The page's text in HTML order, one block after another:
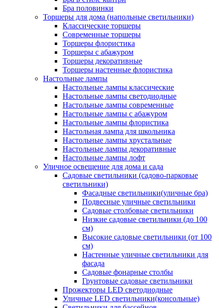
Бра половинки
Торшеры для дома (напольные светильники)
Классические торшеры
Современные торшеры
Торшеры флористика
Торшеры с абажуром
Торшеры декоративные
Торшеры настенные флористика
Настольные лампы
Настольные лампы классические
Настольные лампы светодиодные
Настольные лампы современные
Настольные лампы с абажуром
Настольные лампы флористика
Настольная лампа для школьника
Настольные лампы хрустальные
Настольные лампы декоративные
Настольные лампы лофт
Уличное освещение для дома и сада
Садовые светильники (садово-парковые
светильники)
Фасадные светильники(уличные бра)
Подвесные уличные светильники
Садовые столбовые светильники
Низкие садовые светильники (до 100
см)
Высокие садовые светильники (от 100
см)
Настенные уличные светильники для
фасада
Садовые фонарные столбы
Грунтовые садовые светильники
Прожекторы LED светодиодные
Уличные LED светильники(консольные)